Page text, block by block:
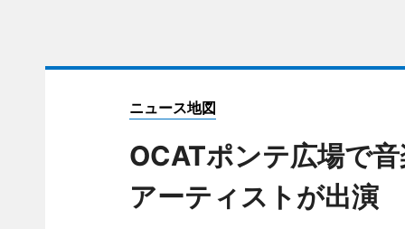
ニュース地図
OCATポンテ広場で
アーティストが出演